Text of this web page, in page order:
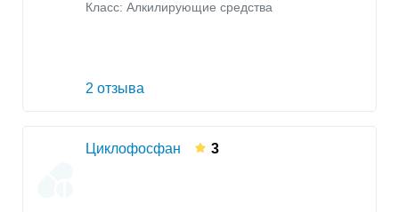
Класс: Алкилирующие средства
2 отзыва
Циклофосфан 3